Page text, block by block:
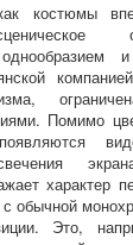
костюмы
Помимо
характер
обычной
Это,